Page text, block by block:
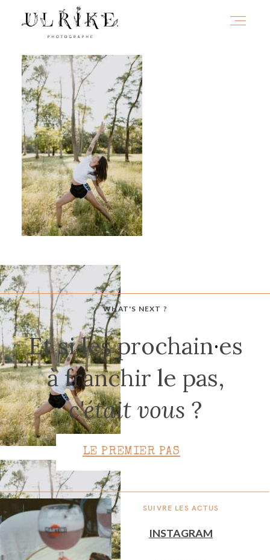
WHAT'S NEXT ?
SUIVRE LES ACTUS
Et si les prochain·es
à franchir le pas,
c'était vous ?
INSTAGRAM
LE PREMIER PAS
HOME
A PROPOS
PORTFOLIO
INFOS
JOURNAL
CONTACT